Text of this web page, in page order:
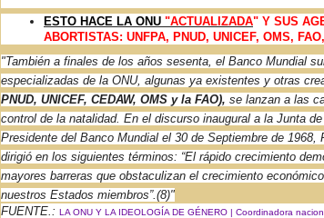
ESTO HACE LA ONU "ACTUALIZADA" Y SUS
ABORTISTAS: UNFPA, PNUD, UNICEF, OMS,
"También a finales de los años sesenta, el Banco Mundial
especializadas de la ONU, algunas ya existentes y otras
PNUD, UNICEF, CEDAW, OMS y la FAO), se lanzan a las
control de la natalidad. En el discurso inaugural a la Junta
Presidente del Banco Mundial el 30 de Septiembre de 1968,
dirigió en los siguientes términos: “El rápido crecimiento
mayores barreras que obstaculizan el crecimiento
nuestros Estados miembros”.(8)"
FUENTE.: LA ONU Y LA IDEOLOGÍA DE GÉNERO | Coordinadora